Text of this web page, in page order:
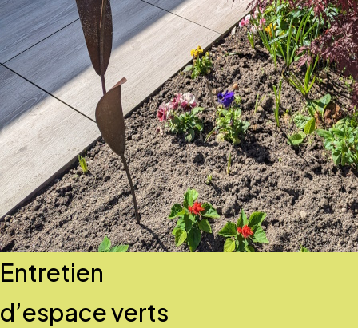
Entretien
d’espace verts